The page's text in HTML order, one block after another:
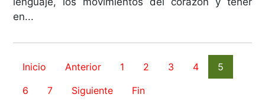
en...
Inicio Anterior 1 2 3 4
5
6
7 Siguiente Fin